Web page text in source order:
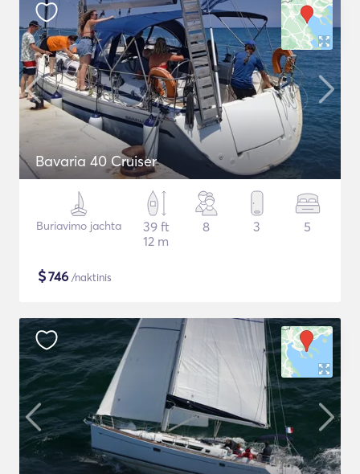
Bavaria 40 Cruiser
Buriavimo jachta
39 ft
12 m
8 3 5
$746 /naktinis